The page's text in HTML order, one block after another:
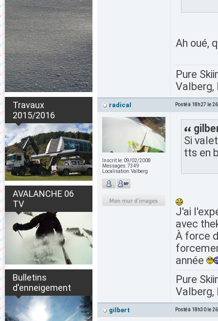
Travaux
2015/2016
AVALANCHE 06
TV
Bulletins
d'enneigement
Ah oué,
Pure
Valberg,
radical Posté à 18h27 le
Inscrit le: 09/02/2008
Messages:7349
Localisation:Valberg
Si
tts en
J'ai
avec
À force
année
Pure
Valberg,
gilbert Posté à 18h30 le